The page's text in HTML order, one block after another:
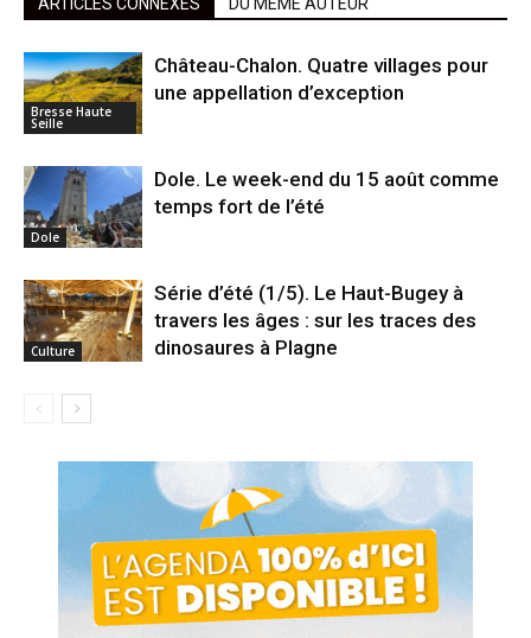
Bresse Haute
Seille
Château-Chalon. Quatre villages pour
une appellation d’exception
Dole
Dole. Le week-end du 15 août comme
temps fort de l’été
Culture
Série d’été (1/5). Le Haut-Bugey à
travers les âges : sur les traces des
dinosaures à Plagne